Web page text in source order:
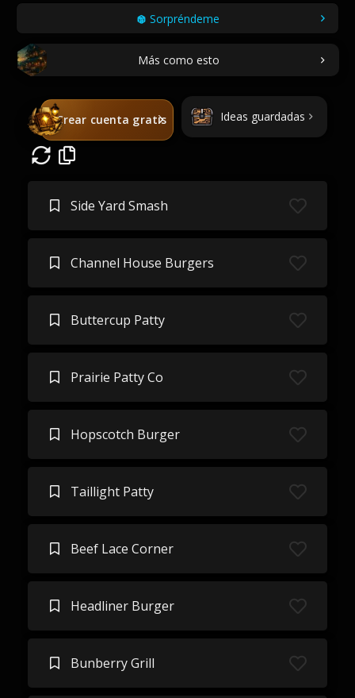
Sorpréndeme
Más como esto
Crear cuenta gratis Ideas guardadas
Side Yard Smash
Channel House Burgers
Buttercup Patty
Prairie Patty Co
Hopscotch Burger
Taillight Patty
Beef Lace Corner
Headliner Burger
Bunberry Grill